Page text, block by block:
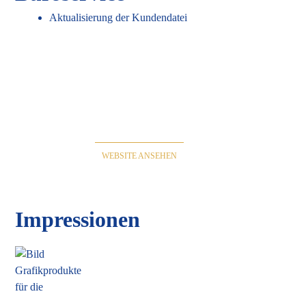
Aktualisierung der Kundendatei
WEBSITE ANSEHEN
Impressionen